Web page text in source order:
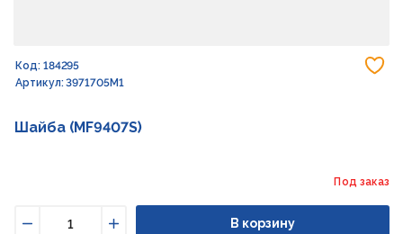
Код: 184295
Артикул: 3971705M1
Шайба (MF9407S)
Под заказ
В корзину